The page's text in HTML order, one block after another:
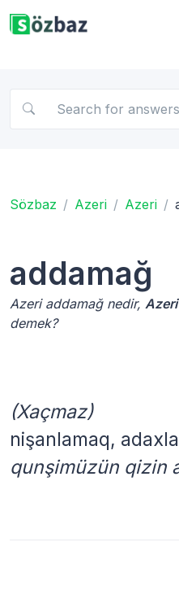
Sözbaz Azeri Azeri
addamağ
Azeri addamağ nedir,
demek?
(Xaçmaz)
nişanlamaq,
qunşimüzün qizin